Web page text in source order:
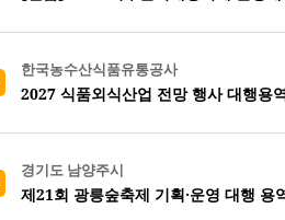
한국농수산식품유통공사
2027 식품외식산업 전망 행사 대행용
경기도 남양주시
제21회 광릉숲축제 기획·운영 대행 용